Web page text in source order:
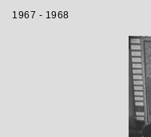
1967 - 1968